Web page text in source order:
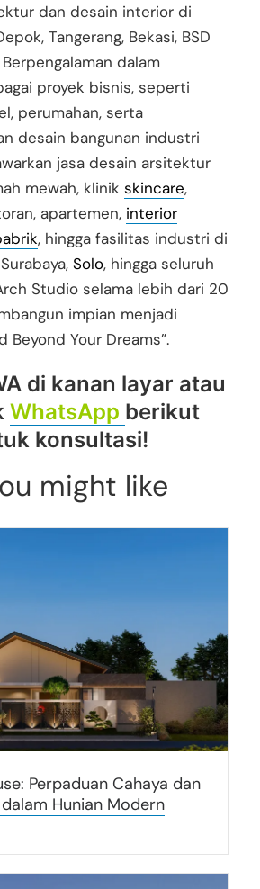
dan desain interior di
Tangerang, Bekasi, BSD
Berpengalaman dalam
proyek bisnis, seperti
perumahan, serta
desain bangunan industri
jasa desain arsitektur
mewah, klinik skincare,
apartemen, interior
, hingga fasilitas industri di
Solo, hingga seluruh
Studio selama lebih dari 20
impian menjadi
Beyond Your Dreams”.
di kanan layar atau
WhatsApp berikut
konsultasi!
might like
Perpaduan Cahaya dan
Hunian Modern